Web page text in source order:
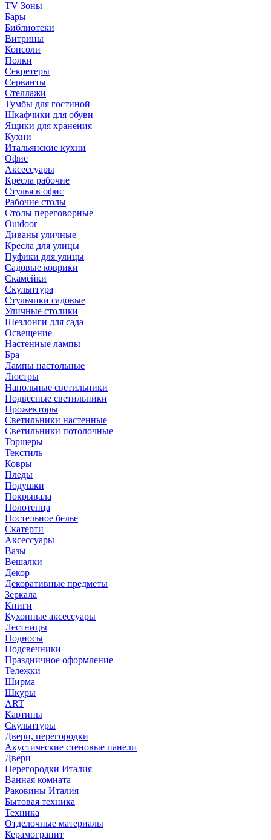
TV Зоны
Бары
Библиотеки
Витрины
Консоли
Полки
Секретеры
Серванты
Стеллажи
Тумбы для гостиной
Шкафчики для обуви
Ящики для хранения
Кухни
Итальянские кухни
Офис
Аксессуары
Кресла рабочие
Стулья в офис
Рабочие столы
Столы переговорные
Outdoor
Диваны уличные
Кресла для улицы
Пуфики для улицы
Садовые коврики
Скамейки
Скульптура
Стульчики садовые
Уличные столики
Шезлонги для сада
Освещение
Hастенные лампы
Бра
Лампы настольные
Люстры
Напольные светильники
Подвесные светильники
Прожекторы
Светильники настенные
Светильники потолочные
Торшеры
Текстиль
Ковры
Пледы
Подушки
Покрывала
Полотенца
Постельное белье
Скатерти
Аксессуары
Вазы
Вешалки
Декор
Декоративные предметы
Зеркала
Книги
Кухонные аксессуары
Лестницы
Подносы
Подсвечники
Праздничное оформление
Тележки
Ширма
Шкуры
ART
Картины
Скульптуры
Двери, перегородки
Акустические стеновые панели
Двери
Перегородки Италия
Ванная комната
Раковины Италия
Бытовая техника
Техника
Отделочные материалы
Керамогранит